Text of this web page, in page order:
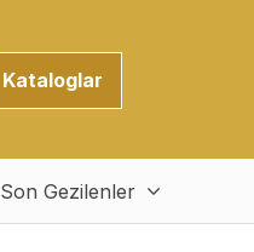
Kataloglar
Son Gezilenler